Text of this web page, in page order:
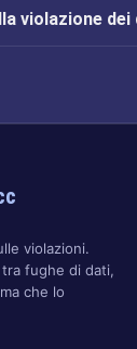
violazione dei
violazioni.
fughe di dati,
che lo